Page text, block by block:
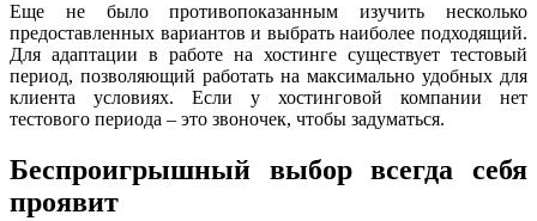
Еще не было противопоказанным изучить несколько
предоставленных вариантов и выбрать наиболее подходящий.
Для адаптации в работе на хостинге существует тестовый
период, позволяющий работать на максимально удобных для
клиента условиях. Если у хостинговой компании нет
тестового периода – это звоночек, чтобы задуматься.
Беспроигрышный выбор всегда себя
проявит